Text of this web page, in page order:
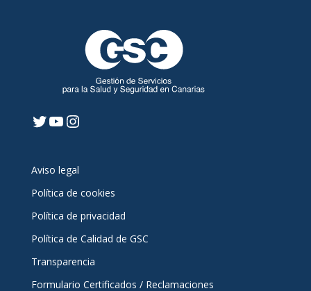
Twitter
YouTube
Instagram
Aviso legal
Política de cookies
Política de privacidad
Política de Calidad de GSC
Transparencia
Formulario Certificados / Reclamaciones